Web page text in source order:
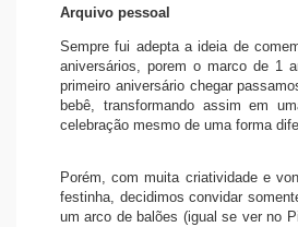
Arquivo pessoal
Sempre fui adepta a ideia de
aniversários, porem o marco de 1
primeiro aniversário chegar
bebê, transformando assim em
celebração mesmo de uma forma
Porém, com muita criatividade e
festinha, decidimos convidar
um arco de balões (igual se ver no